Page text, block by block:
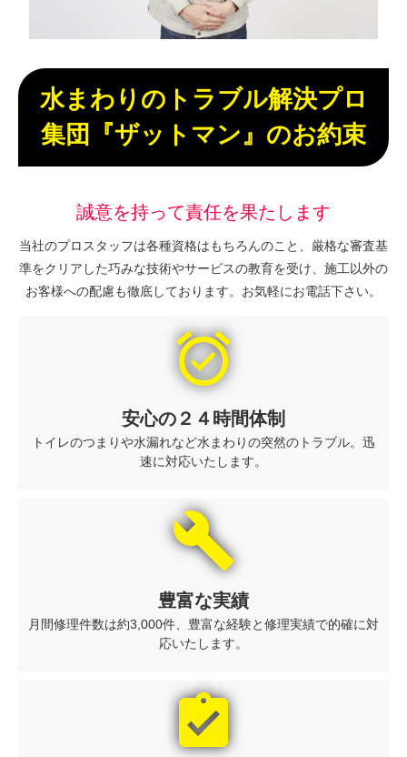
水まわりのトラブル解決プロ
集団『ザットマン』のお約束
誠意を持って責任を果たします
当社のプロスタッフは各種資格はもちろんのこと、厳格な審査基
準をクリアした巧みな技術やサービスの教育を受け、施工以外の
お客様への配慮も徹底しております。お気軽にお電話下さい。
alarm_on
安心の２４時間体制
トイレのつまりや水漏れなど水まわりの突然のトラブル。迅
速に対応いたします。
build
豊富な実績
月間修理件数は約3,000件、豊富な経験と修理実績で的確に対
応いたします。
assignment_turned_in